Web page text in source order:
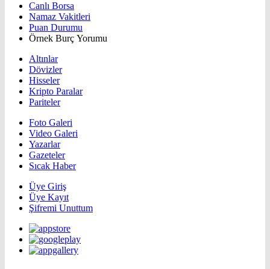
Canlı Borsa
Namaz Vakitleri
Puan Durumu
Örnek Burç Yorumu
Altınlar
Dövizler
Hisseler
Kripto Paralar
Pariteler
Foto Galeri
Video Galeri
Yazarlar
Gazeteler
Sıcak Haber
Üye Giriş
Üye Kayıt
Şifremi Unuttum